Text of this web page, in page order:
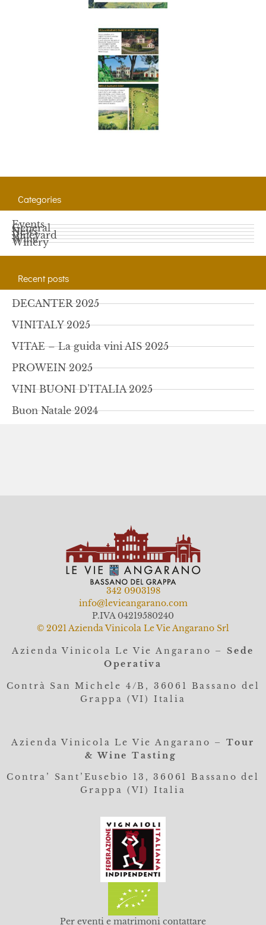
Categories
Events
General
News
Vineyard
Wine
Winery
Recent posts
DECANTER 2025
VINITALY 2025
VITAE – La guida vini AIS 2025
PROWEIN 2025
VINI BUONI D’ITALIA 2025
Buon Natale 2024
342 0903198
info@levieangarano.com
P.IVA 04219580240
© 2021 Azienda Vinicola Le Vie Angarano Srl
Azienda Vinicola Le Vie Angarano – Sede
Operativa
Contrà San Michele 4/B, 36061 Bassano del
Grappa (VI) Italia
Azienda Vinicola Le Vie Angarano –
Tour
& Wine Tasting
Contra’ Sant’Eusebio 13, 36061 Bassano del
Grappa (VI) Italia
Per eventi e matrimoni contattare